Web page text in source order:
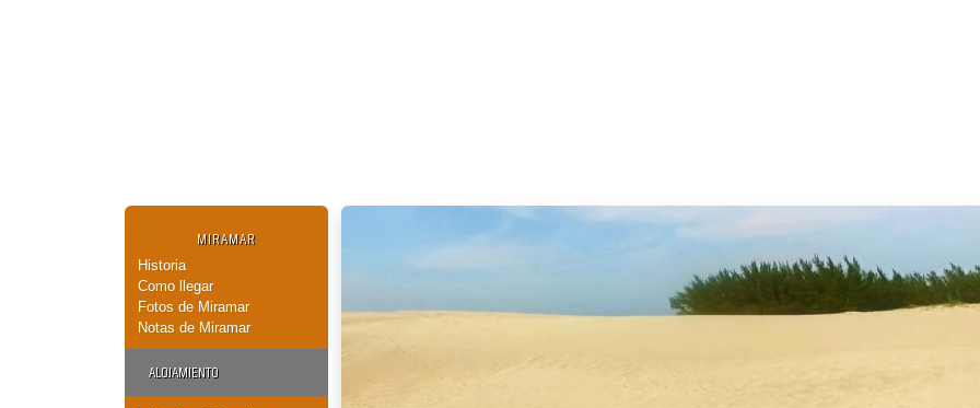
MIRAMAR
Historia
Como llegar
Fotos de Miramar
Notas de Miramar
ALOJAMIENTO